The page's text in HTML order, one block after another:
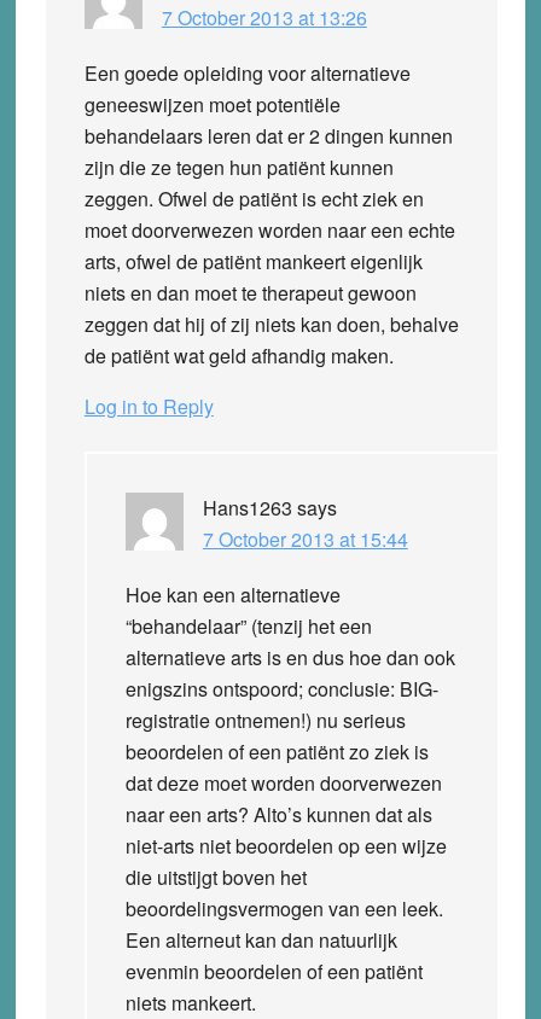
7 October 2013 at 13:26
Een goede opleiding voor alternatieve
geneeswijzen moet potentiële
behandelaars leren dat er 2 dingen kunnen
zijn die ze tegen hun patiënt kunnen
zeggen. Ofwel de patiënt is echt ziek en
moet doorverwezen worden naar een echte
arts, ofwel de patiënt mankeert eigenlijk
niets en dan moet te therapeut gewoon
zeggen dat hij of zij niets kan doen, behalve
de patiënt wat geld afhandig maken.
Log in to Reply
Hans1263 says
7 October 2013 at 15:44
Hoe kan een alternatieve
“behandelaar” (tenzij het een
alternatieve arts is en dus hoe dan ook
enigszins ontspoord; conclusie: BIG-
registratie ontnemen!) nu serieus
beoordelen of een patiënt zo ziek is
dat deze moet worden doorverwezen
naar een arts? Alto’s kunnen dat als
niet-arts niet beoordelen op een wijze
die uitstijgt boven het
beoordelingsvermogen van een leek.
Een alterneut kan dan natuurlijk
evenmin beoordelen of een patiënt
niets mankeert.